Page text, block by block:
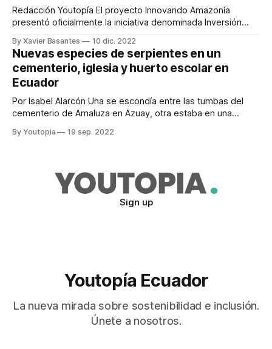
Redacción Youtopía El proyecto Innovando Amazonía
presentó oficialmente la iniciativa denominada Inversión
Amazónica. A través de este mecanismo de financiamiento
se otorgaron USD 1’009.437,10, destinados para 14
emprendimientos (USD 529.437,10) y para seis centros de
acopio (USD 480.000,
By Xavier Basantes 10 dic. 2022
Nuevas especies de serpientes en un
cementerio, iglesia y huerto escolar en
Ecuador
Por Isabel Alarcón Una se escondía entre las tumbas del
cementerio de Amaluza en Azuay, otra estaba en una
escolar, en Napo. Estas tres serpientes, nuevas para la
By Youtopia 19 sep. 2022
Sign up
Youtopía Ecuador
La nueva mirada sobre sostenibilidad e inclusión.
Únete a nosotros.